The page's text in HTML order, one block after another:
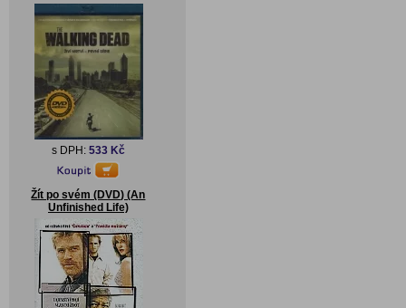
s DPH: 533 Kč
Žít po svém (DVD) (An
Unfinished Life)